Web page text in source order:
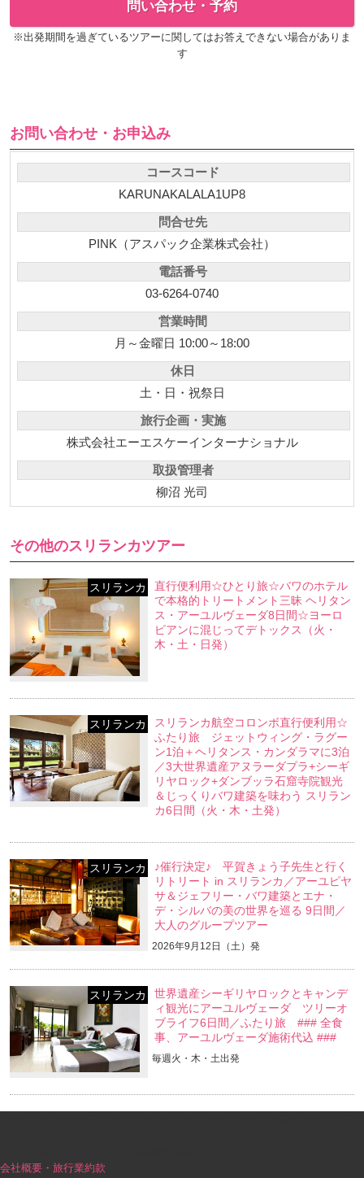
問い合わせ・予約
※出発期間を過ぎているツアーに関してはお答えできない場合がありま
す
お問い合わせ・お申込み
コースコード
KARUNAKALALA1UP8
問合せ先
PINK（アスパック企業株式会社）
電話番号
03-6264-0740
営業時間
月～金曜日 10:00～18:00
休日
土・日・祝祭日
旅行企画・実施
株式会社エーエスケーインターナショナル
取扱管理者
柳沼 光司
その他のスリランカツアー
スリランカ
直行便利用☆ひとり旅☆バワのホテル
で本格的トリートメント三昧 ヘリタン
ス・アーユルヴェーダ8日間☆ヨーロ
ピアンに混じってデトックス（火・
木・土・日発）
スリランカ
スリランカ航空コロンボ直行便利用☆
ふたり旅 ジェットウィング・ラグー
ン1泊＋ヘリタンス・カンダラマに3泊
／3大世界遺産アヌラーダプラ+シーギ
リヤロック+ダンブッラ石窟寺院観光
＆じっくりバワ建築を味わう スリラン
カ6日間（火・木・土発）
スリランカ
♪催行決定♪ 平賀きょう子先生と行く
リトリート in スリランカ／アーユピヤ
サ＆ジェフリー・バワ建築とエナ・
デ・シルバの美の世界を巡る 9日間／
大人のグループツアー
2026年9月12日（土）発
スリランカ
世界遺産シーギリヤロックとキャンデ
ィ観光にアーユルヴェーダ ツリーオ
ブライフ6日間／ふたり旅 ### 全食
事、アーユルヴェーダ施術代込 ###
毎週火・木・土出発
会社概要・旅行業約款